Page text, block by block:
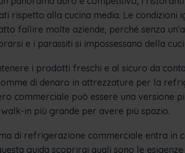
rispetto alla cucina media. Le condizioni
fallire molte aziende, perché senza
e i parassiti si impossessano della
i prodotti freschi e al sicuro da
di denaro in attrezzature per la
commerciale può essere una versione
walk-in più grande per avere più spazio.
di refrigerazione commerciale entra in
guida scoprirai quali sono le